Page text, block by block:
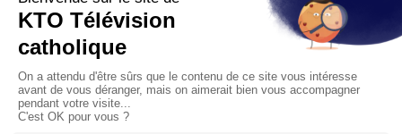
La visite pastorale du pape Léon
XIV à Assise à suivre sur KTO le
Article
Le pape en Uruguay, Argentine et